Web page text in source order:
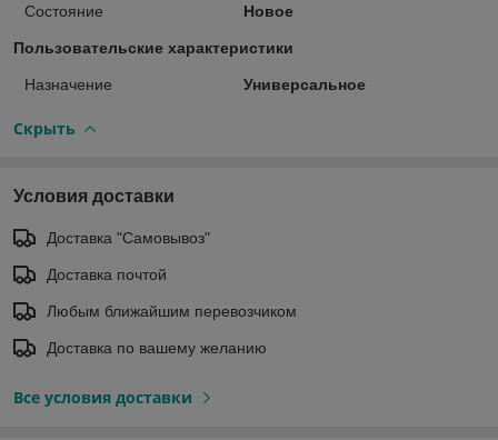
Состояние
Новое
Пользовательские характеристики
Назначение Универсальное
Скрыть
Условия доставки
Доставка "Самовывоз"
Доставка почтой
Любым ближайшим перевозчиком
Доставка по вашему желанию
Все условия доставки